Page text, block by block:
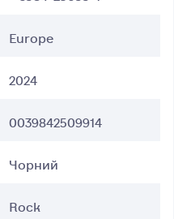
Europe
2024
0039842509914
Чорний
Rock